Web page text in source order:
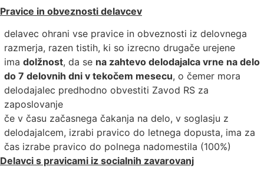
Pravice in obveznosti delavcev
delavec ohrani vse pravice in obveznosti iz delovnega
razmerja, razen tistih, ki so izrecno drugače urejene
ima dolžnost, da se na zahtevo delodajalca vrne na delo
do 7 delovnih dni v tekočem mesecu, o čemer mora
delodajalec predhodno obvestiti Zavod RS za
zaposlovanje
če v času začasnega čakanja na delo, v soglasju z
delodajalcem, izrabi pravico do letnega dopusta, ima za
čas izrabe pravico do polnega nadomestila (100%)
Delavci s pravicami iz socialnih zavarovanj